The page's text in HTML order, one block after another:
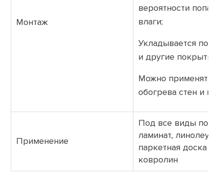
Монтаж
вероятности
влаги;
Укладывается под
и другие покрытия;
Можно применять
обогрева стен и
Применение
Под все виды
ламинат, линолеум,
паркетная доска и
ковролин